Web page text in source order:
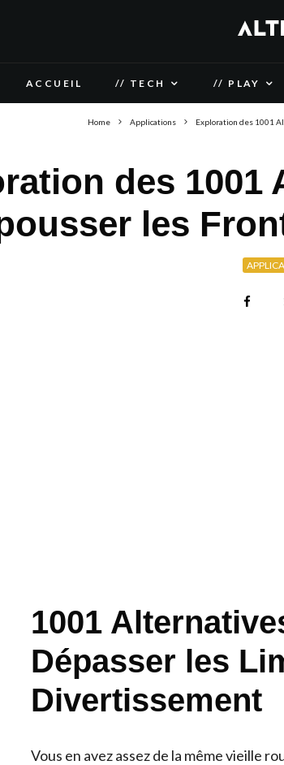
ACCUEIL // TECH // PLAY
Home Applications Exploration des 1001
des 1001
les
1001
Dépasser les
Divertissement
Vous en avez assez de la même vieille